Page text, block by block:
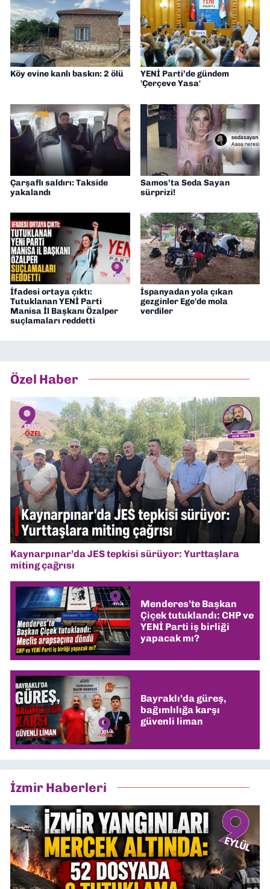
Köy evine kanlı baskın: 2 ölü
YENİ Parti’de gündem
'Çerçeve Yasa'
Çarşaflı saldırı: Takside
yakalandı
Samos’ta Seda Sayan
sürprizi!
İfadesi ortaya çıktı:
Tutuklanan YENİ Parti
Manisa İl Başkanı Özalper
suçlamaları reddetti
İspanyadan yola çıkan
gezginler Ege'de mola
verdiler
Özel Haber
Kaynarpınar’da JES tepkisi sürüyor: Yurttaşlara
miting çağrısı
Menderes’te Başkan
Çiçek tutuklandı: CHP ve
YENİ Parti iş birliği
yapacak mı?
Bayraklı’da güreş,
bağımlılığa karşı
güvenli liman
İzmir Haberleri